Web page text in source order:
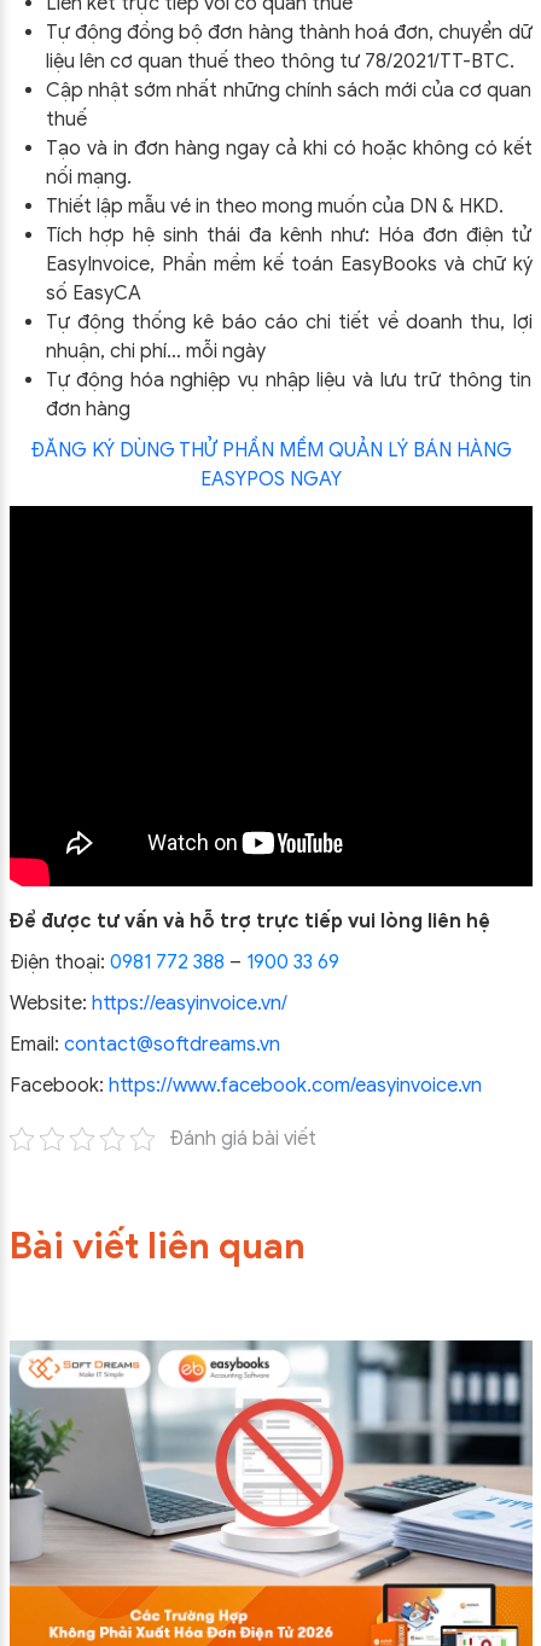
Tự động đồng bộ đơn hàng thành hoá đơn, chuyển dữ
liệu lên cơ quan thuế theo thông tư 78/2021/TT-BTC.
Cập nhật sớm nhất những chính sách mới của cơ quan
thuế
Tạo và in đơn hàng ngay cả khi có hoặc không có kết
nối mạng.
Thiết lập mẫu vé in theo mong muốn của DN & HKD.
Tích hợp hệ sinh thái đa kênh như: Hóa đơn điện tử
EasyInvoice, Phần mềm kế toán EasyBooks và chữ ký
số EasyCA
Tự động thống kê báo cáo chi tiết về doanh thu, lợi
nhuận, chi phí… mỗi ngày
Tự động hóa nghiệp vụ nhập liệu và lưu trữ thông tin
đơn hàng
ĐĂNG KÝ DÙNG THỬ PHẦN MỀM QUẢN LÝ BÁN HÀNG
EASYPOS NGAY
Để được tư vấn và hỗ trợ trực tiếp vui lòng liên hệ
Điện thoại: 0981 772 388 – 1900 33 69
Website: https://easyinvoice.vn/
Email: contact@softdreams.vn
Facebook: https://www.facebook.com/easyinvoice.vn
Đánh giá bài viết
Bài viết liên quan